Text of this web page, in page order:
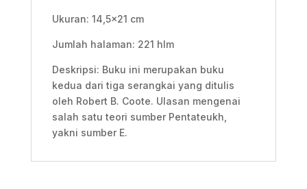
Ukuran: 14,5×21 cm
Jumlah halaman: 221 hlm
Deskripsi: Buku ini merupakan buku
kedua dari tiga serangkai yang ditulis
oleh Robert B. Coote. Ulasan mengenai
salah satu teori sumber Pentateukh,
yakni sumber E.